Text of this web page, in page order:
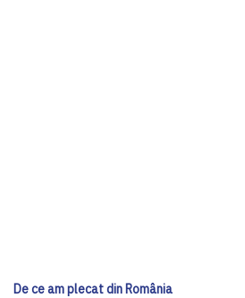
De ce am plecat din România